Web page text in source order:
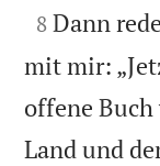

8 Dann
mit mir:
offene Buch
Land und